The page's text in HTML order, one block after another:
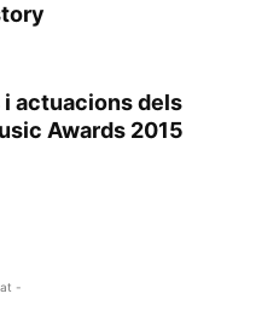
i actuacions dels
Awards 2015
-